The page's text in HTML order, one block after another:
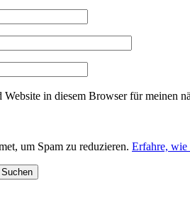
in diesem Browser für meinen
um Spam zu reduzieren. Erfahre, wie